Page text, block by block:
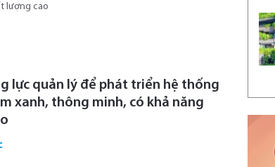
lượng cao
lực quản lý để phát triển hệ thống
xanh, thông minh, có khả năng